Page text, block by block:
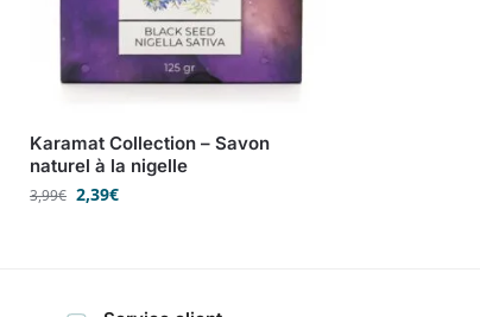
Karamat Collection – Savon
naturel à la nigelle
3,99€ 2,39€